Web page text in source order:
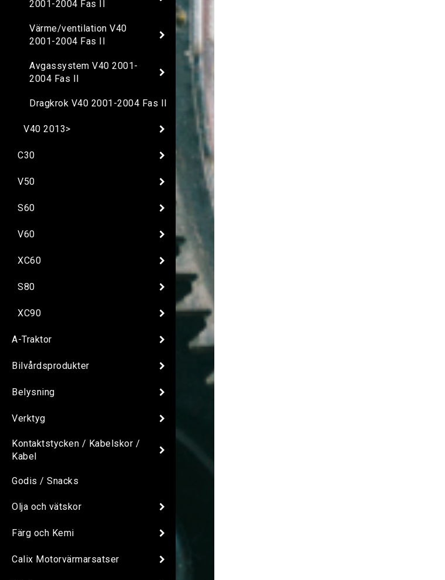
2001-2004 Fas II
Värme/ventilation V40
2001-2004 Fas II
Avgassystem V40 2001-
2004 Fas II
Dragkrok V40 2001-2004 Fas II
V40 2013>
C30
V50
S60
V60
XC60
S80
XC90
A-Traktor
Bilvårdsprodukter
Belysning
Verktyg
Kontaktstycken / Kabelskor /
Kabel
Godis / Snacks
Olja och vätskor
Färg och Kemi
Calix Motorvärmarsatser